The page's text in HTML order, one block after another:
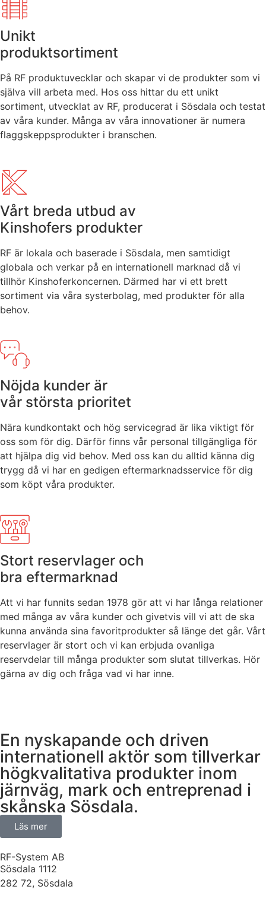
Unikt
produktsortiment
På RF produktuvecklar och skapar vi de produkter som vi
själva vill arbeta med. Hos oss hittar du ett unikt
sortiment, utvecklat av RF, producerat i Sösdala och testat
av våra kunder. Många av våra innovationer är numera
flaggskeppsprodukter i branschen.
Vårt breda utbud av
Kinshofers produkter
RF är lokala och baserade i Sösdala, men samtidigt
globala och verkar på en internationell marknad då vi
tillhör Kinshoferkoncernen. Därmed har vi ett brett
sortiment via våra systerbolag, med produkter för alla
behov.
Nöjda kunder är
vår största prioritet
Nära kundkontakt och hög servicegrad är lika viktigt för
oss som för dig. Därför finns vår personal tillgängliga för
att hjälpa dig vid behov. Med oss kan du alltid känna dig
trygg då vi har en gedigen eftermarknadsservice för dig
som köpt våra produkter.
Stort reservlager och
bra eftermarknad
Att vi har funnits sedan 1978 gör att vi har långa relationer
med många av våra kunder och givetvis vill vi att de ska
kunna använda sina favoritprodukter så länge det går. Vårt
reservlager är stort och vi kan erbjuda ovanliga
reservdelar till många produkter som slutat tillverkas. Hör
gärna av dig och fråga vad vi har inne.
En nyskapande och driven
internationell aktör som tillverkar
högkvalitativa produkter inom
järnväg, mark och entreprenad i
skånska Sösdala.
Läs mer
RF-System AB
Sösdala 1112
282 72, Sösdala